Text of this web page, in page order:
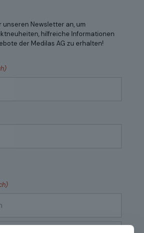
unseren Newsletter an, um
hilfreiche Informationen
der Medilas AG zu erhalten!